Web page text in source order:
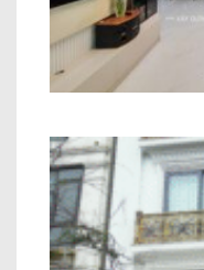
Thi công trọn